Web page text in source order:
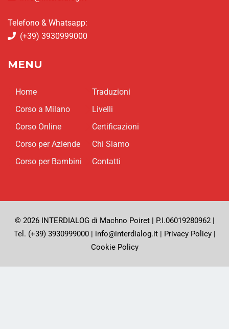
Telefono & Whatsapp:
(+39) 3930999000
MENU
Home
Corso a Milano
Corso Online
Corso per Aziende
Corso per Bambini
Traduzioni
Livelli
Certificazioni
Chi Siamo
Contatti
© 2026 INTERDIALOG di Machno Poiret | P.I.06019280962 |
Tel. (+39) 3930999000 | info@interdialog.it |
Privacy Policy|
Cookie Policy